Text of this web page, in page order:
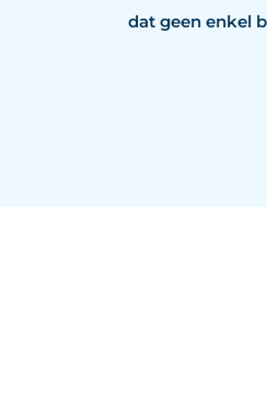
dat geen enkel